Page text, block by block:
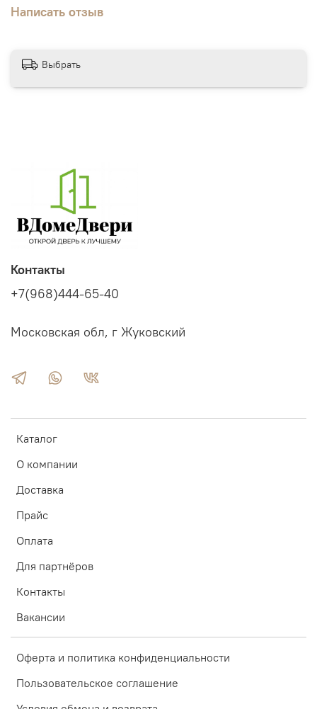
Написать отзыв
Выбрать
Каталог
О компании
Доставка
Прайс
Оплата
Для партнёров
Контакты
Вакансии
Оферта и политика конфиденциальности
Пользовательское соглашение
Контакты
+7(968)444-65-40
Московская обл, г Жуковский